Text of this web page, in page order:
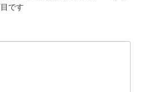
です